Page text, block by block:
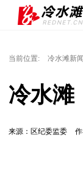
当前位置: 冷水滩新
冷水滩
来源：区纪委监委